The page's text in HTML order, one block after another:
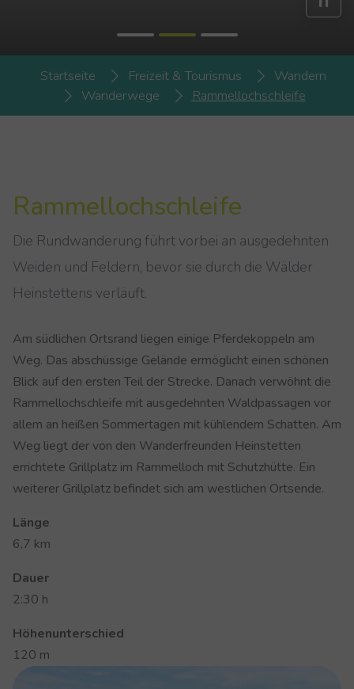
Startseite Freizeit & Tourismus
Wandern
Wanderwege
Rammellochschleife
Rammellochschleife
Die Rundwanderung führt vorbei an ausgedehnten
Weiden und Feldern, bevor sie durch die Wälder
Heinstettens verläuft.
Am südlichen Ortsrand liegen einige Pferdekoppeln am
Weg. Das abschüssige Gelände ermöglicht einen schönen
Blick auf den ersten Teil der Strecke. Danach verwöhnt die
Rammellochschleife mit ausgedehnten Waldpassagen vor
allem an heißen Sommertagen mit kühlendem Schatten. Am
Weg liegt der von den Wanderfreunden Heinstetten
errichtete Grillplatz im Rammelloch mit Schutzhütte. Ein
weiterer Grillplatz befindet sich am westlichen Ortsende.
Länge
6,7 km
Dauer
2:30 h
Höhenunterschied
120 m